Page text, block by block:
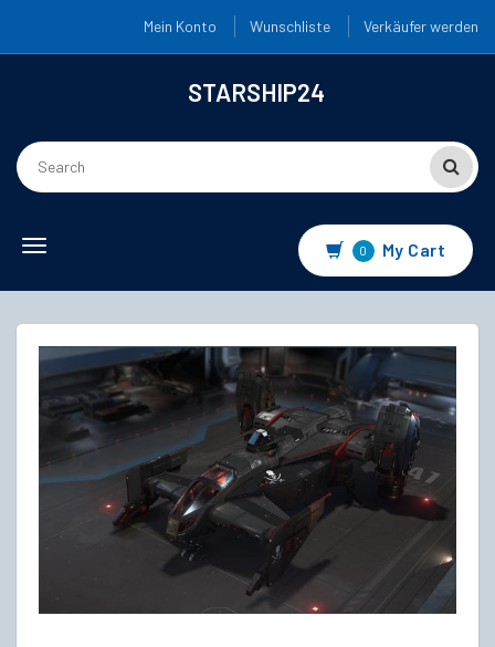
Mein Konto Wunschliste Verkäufer werden
STARSHIP24
Toggle
0 My Cart